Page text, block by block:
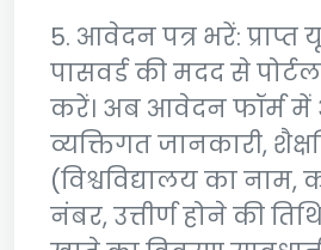
5. आवेदन पत्र भरें:
पासवर्ड की मदद से
करें। अब आवेदन फॉर्म में
व्यक्तिगत जानकारी,
(विश्वविद्यालय का
नंबर, उत्तीर्ण होने की